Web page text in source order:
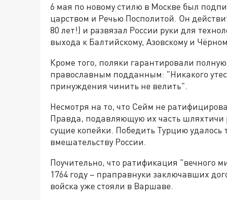
6 мая по новому стилю в Москве был
царством и Речью Посполитой. Он
80 лет!) и развязал России руки для
выхода к Балтийскому, Азовскому и
Кроме того, поляки гарантировали
православным подданным: "Никакого
принуждения чинить не велить".
Несмотря на то, что Сейм не
Правда, подавляющую их часть
сущие копейки. Победить Турцию удалось
вмешательству России.
Поучительно, что ратификация "вечного
1764 году – праправнуки заключавших
войска уже стояли в Варшаве.